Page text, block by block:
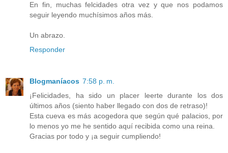
En fin, muchas felcidades otra vez y que nos podamos
seguir leyendo muchísimos años más.
Un abrazo.
Responder
Blogmaníacos 7:58 p. m.
¡Felicidades, ha sido un placer leerte durante los dos
últimos años (siento haber llegado con dos de retraso)!
Esta cueva es más acogedora que según qué palacios, por
lo menos yo me he sentido aquí recibida como una reina.
Gracias por todo y ¡a seguir cumpliendo!